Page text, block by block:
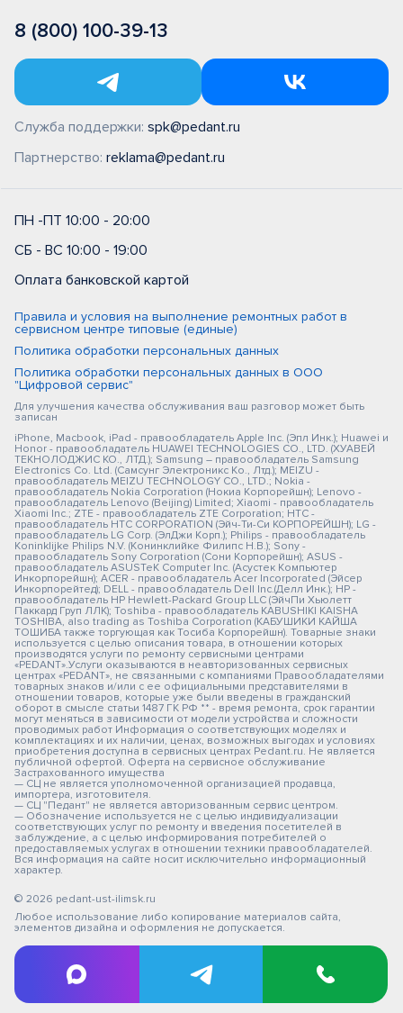
8 (800) 100-39-13
Служба поддержки: spk@pedant.ru
Партнерство: reklama@pedant.ru
ПН -ПТ 10:00 - 20:00
СБ - ВС 10:00 - 19:00
Оплата банковской картой
Правила и условия на выполнение ремонтных работ в
сервисном центре типовые (единые)
Политика обработки персональных данных
Политика обработки персональных данных в ООО
"Цифровой сервис"
Для улучшения качества обслуживания ваш разговор может быть
записан
iPhone, Macbook, iPad - правообладатель Apple Inc. (Эпл Инк.); Huawei и
Honor - правообладатель HUAWEI TECHNOLOGIES CO., LTD. (ХУАВЕЙ
ТЕКНОЛОДЖИС КО., ЛТД.); Samsung – правообладатель Samsung
Electronics Co. Ltd. (Самсунг Электроникс Ко., Лтд.); MEIZU -
правообладатель MEIZU TECHNOLOGY CO., LTD.; Nokia -
правообладатель Nokia Corporation (Нокиа Корпорейшн); Lenovo -
правообладатель Lenovo (Beijing) Limited; Xiaomi - правообладатель
Xiaomi Inc.; ZTE - правообладатель ZTE Corporation; HTC -
правообладатель HTC CORPORATION (Эйч-Ти-Си КОРПОРЕЙШН); LG -
правообладатель LG Corp. (ЭлДжи Корп.); Philips - правообладатель
Koninklijke Philips N.V. (Конинклийке Филипс Н.В.); Sony -
правообладатель Sony Corporation (Сони Корпорейшн); ASUS -
правообладатель ASUSTeK Computer Inc. (Асустек Компьютер
Инкорпорейшн); ACER - правообладатель Acer Incorporated (Эйсер
Инкорпорейтед); DELL - правообладатель Dell Inc.(Делл Инк.); HP -
правообладатель HP Hewlett-Packard Group LLC (ЭйчПи Хьюлетт
Паккард Груп ЛЛК); Toshiba - правообладатель KABUSHIKI KAISHA
TOSHIBA, also trading as Toshiba Corporation (КАБУШИКИ КАЙША
ТОШИБА также торгующая как Тосиба Корпорейшн). Товарные знаки
используется с целью описания товара, в отношении которых
производятся услуги по ремонту сервисными центрами
«PEDANT».Услуги оказываются в неавторизованных сервисных
центрах «PEDANT», не связанными с компаниями Правообладателями
товарных знаков и/или с ее официальными представителями в
отношении товаров, которые уже были введены в гражданский
оборот в смысле статьи 1487 ГК РФ ** - время ремонта, срок гарантии
могут меняться в зависимости от модели устройства и сложности
проводимых работ Информация о соответствующих моделях и
комплектациях и их наличии, ценах, возможных выгодах и условиях
приобретения доступна в сервисных центрах Pedant.ru. Не является
публичной офертой. Оферта на сервисное обслуживание
Застрахованного имущества
— СЦ не является уполномоченной организацией продавца,
импортера, изготовителя.
— СЦ "Педант" не является авторизованным сервис центром.
— Обозначение используется не с целью индивидуализации
соответствующих услуг по ремонту и введения посетителей в
заблуждение, а с целью информирования потребителей о
предоставляемых услугах в отношении техники правообладателей.
Вся информация на сайте носит исключительно информационный
характер.
© 2026 pedant-ust-ilimsk.ru
Любое использование либо копирование материалов сайта,
элементов дизайна и оформления не допускается.